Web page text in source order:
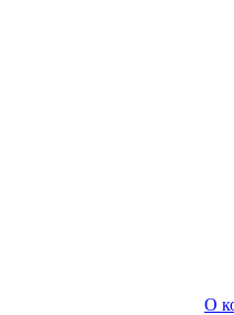
О